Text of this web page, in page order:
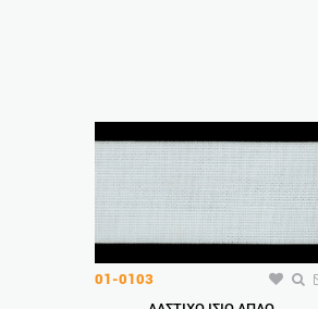
01-0103